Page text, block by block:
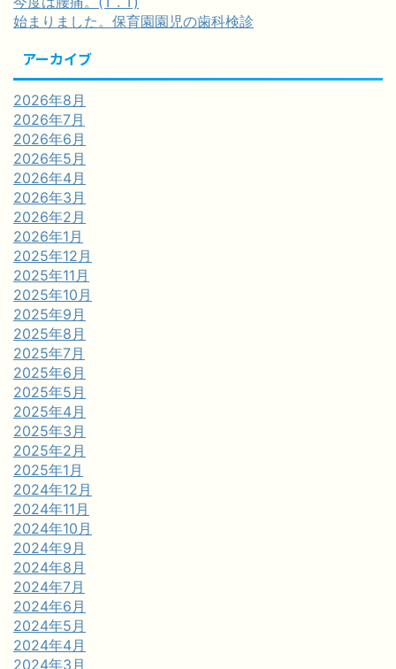
始まりました。保育園園児の歯科検診
アーカイブ
2026年8月
2026年7月
2026年6月
2026年5月
2026年4月
2026年3月
2026年2月
2026年1月
2025年12月
2025年11月
2025年10月
2025年9月
2025年8月
2025年7月
2025年6月
2025年5月
2025年4月
2025年3月
2025年2月
2025年1月
2024年12月
2024年11月
2024年10月
2024年9月
2024年8月
2024年7月
2024年6月
2024年5月
2024年4月
2024年3月